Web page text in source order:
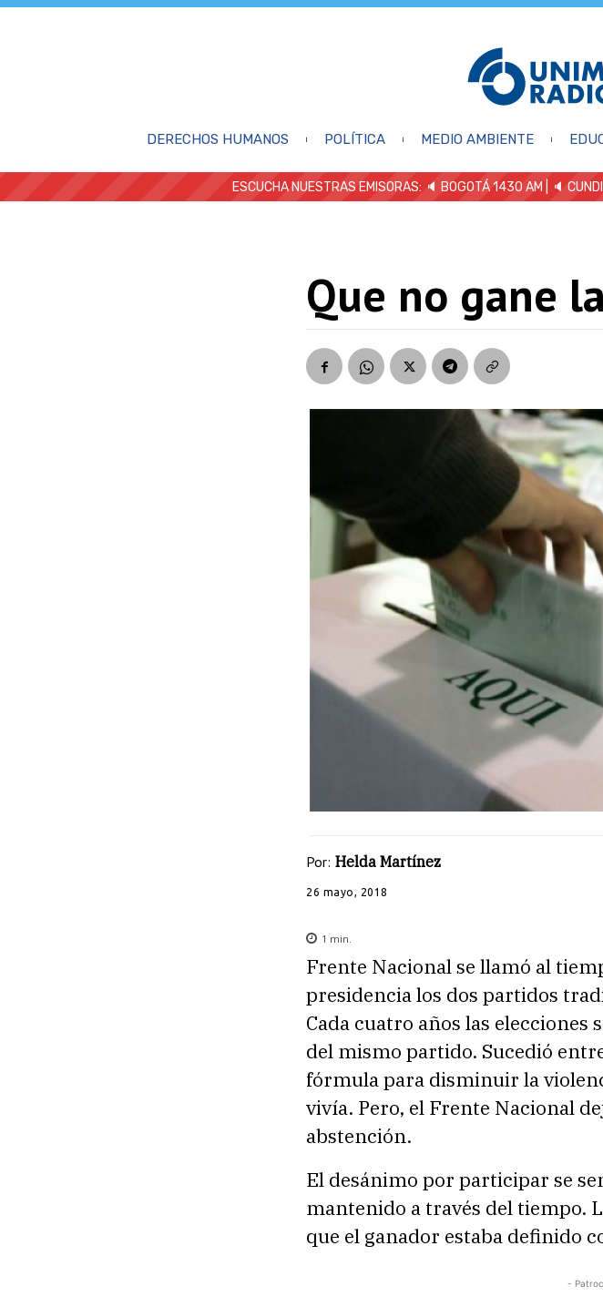
DERECHOS HUMANOS POLÍTICA MEDIO AMBIENTE
ESCUCHA NUESTRAS EMISORAS: 🔈 BOGOTÁ 1430 AM | 🔈
Que no gane
Por: Helda Martínez
26 mayo, 2018
1 min.
Frente Nacional se llamó al
presidencia los dos partidos
Cada cuatro años las
del mismo partido. Sucedió
fórmula para disminuir la
vivía. Pero, el Frente Nacional
abstención.
El desánimo por participar se
mantenido a través del tiempo.
que el ganador estaba definido
-